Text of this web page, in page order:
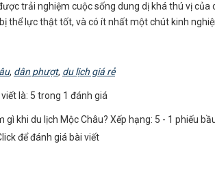
trải nghiệm cuộc sống dung dị khá thú vị
thể lực thật tốt, và có ít nhất một chút kinh
, dân phượt, du lịch giá rẻ
là: 5 trong 1 đánh giá
gì khi du lịch Mộc Châu? Xếp hạng: 5 - 1 phiếu
để đánh giá bài viết